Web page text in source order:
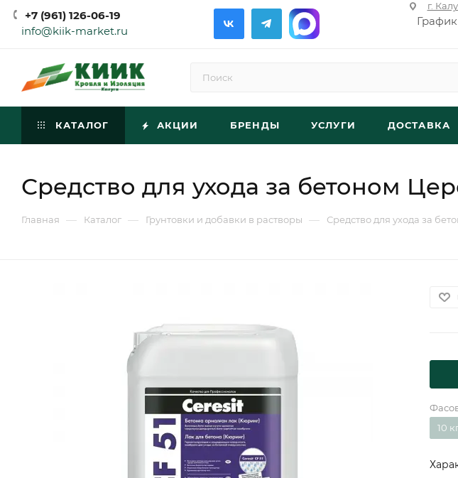
+7 (961) 126-06-19
info@kiik-market.ru
г.
КАТАЛОГ АКЦИИ БРЕНДЫ УСЛУГИ ДОСТАВКА
Средство для ухода за бетоном
Главная — Каталог — Грунтовки и добавки в растворы — Средство для ухода за
10